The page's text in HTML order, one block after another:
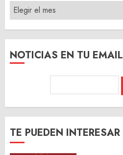
ARCHIVO
DEL
SITIO
NOTICIAS EN TU EMAIL
TE PUEDEN INTERESAR